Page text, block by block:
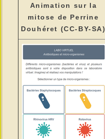
Animation sur la
mitose de Perrine
Douhéret (CC-BY-SA)